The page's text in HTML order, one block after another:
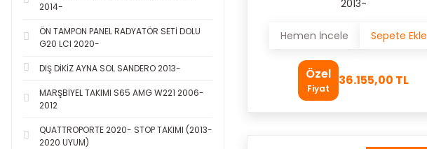
2014-
ÖN TAMPON PANEL RADYATÖR SETİ DOLU
G20 LCI 2020-
DIŞ DİKİZ AYNA SOL SANDERO 2013-
MARŞBİYEL TAKIMI S65 AMG W221 2006-
2012
QUATTROPORTE 2020- STOP TAKIMI (2013-
2020 UYUM)
2013-
Hemen İncele Sepete Ekle
Özel
Fiyat
36.155,00 TL